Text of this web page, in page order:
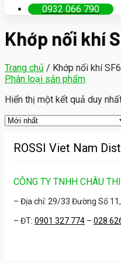
0932 066 790
Khớp nối khí
Trang chủ / Khớp nối khí
Phân loại sản phẩm
Hiển thị một kết quả duy
ROSSI Viet Nam
CÔNG TY TNHH CHÂU
– Địa chỉ: 29/33 Đường Số
– ĐT: 0901 327 774 – 028